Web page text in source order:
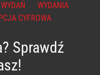
WYDANIA
CYFROWA
Sprawdź